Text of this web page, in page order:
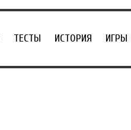
ТЕСТЫ ИСТОРИЯ ИГРЫ